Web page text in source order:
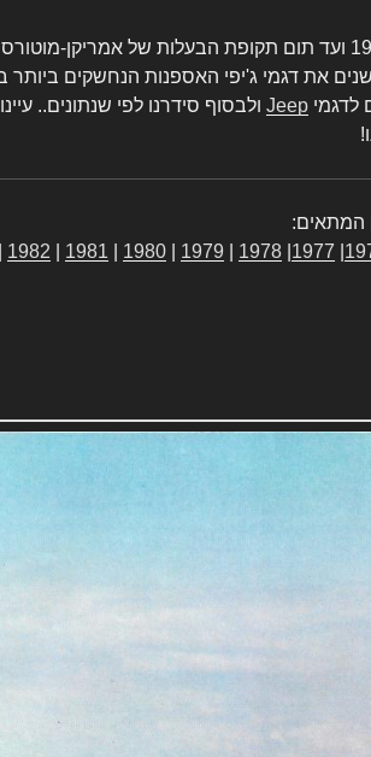
משנת 1970 ועד תום תקופת הבעלות של אמריקן-
את דגמי ג'יפי האספנות הנחשקים
לדגמי Jeep ולבסוף סידרנו לפי שנתונים..
המתאים:
1977
1978
1979
1980
1981
1982